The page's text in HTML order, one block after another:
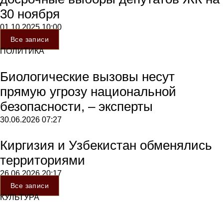
30 ноября
01.10.202510:00
Все записи
ПОЛИТИКА
Биологические вызовы несут
прямую угрозу национальной
безопасности, – эксперты
30.06.2026 07:27
Киргизия и Узбекистан обменялись
территориями
26.06.202620:17
Все записи
КУЛЬТУРА